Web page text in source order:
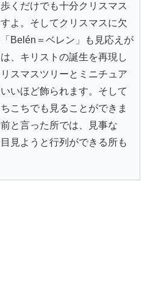
くだけでも十分クリスマス
よ。そしてクリスマスに欠
Belén＝ベレン」も見応えが
、キリストの誕生を再現し
スマスツリーとミニチュア
いほど飾られます。そして
こちでも見ることができま
と言った所では、見事な
見ようと行列ができる所も